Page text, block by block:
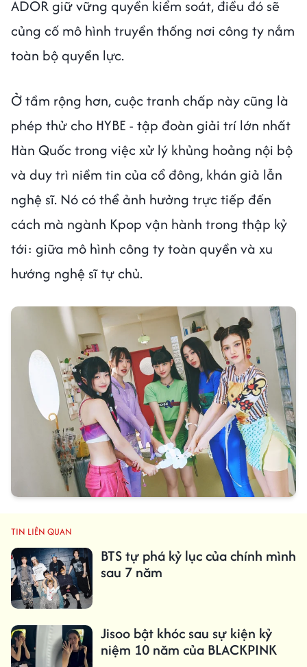
ADOR giữ vững quyền kiểm soát, điều đó sẽ
củng cố mô hình truyền thống nơi công ty nắm
toàn bộ quyền lực.
Ở tầm rộng hơn, cuộc tranh chấp này cũng là
phép thử cho HYBE - tập đoàn giải trí lớn nhất
Hàn Quốc trong việc xử lý khủng hoảng nội bộ
và duy trì niềm tin của cổ đông, khán giả lẫn
nghệ sĩ. Nó có thể ảnh hưởng trực tiếp đến
cách mà ngành Kpop vận hành trong thập kỷ
tới: giữa mô hình công ty toàn quyền và xu
hướng nghệ sĩ tự chủ.
TIN LIÊN QUAN
BTS tự phá kỷ lục của chính mình
sau 7 năm
Jisoo bật khóc sau sự kiện kỷ
niệm 10 năm của BLACKPINK